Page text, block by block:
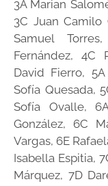
3A Marian
3C Juan Camilo
Samuel
Fernández, 4C
David Fierro,
Sofía Quesada,
Sofía Ovalle,
González, 6C
Vargas, 6E
Isabella Espitia,
Márquez, 7D